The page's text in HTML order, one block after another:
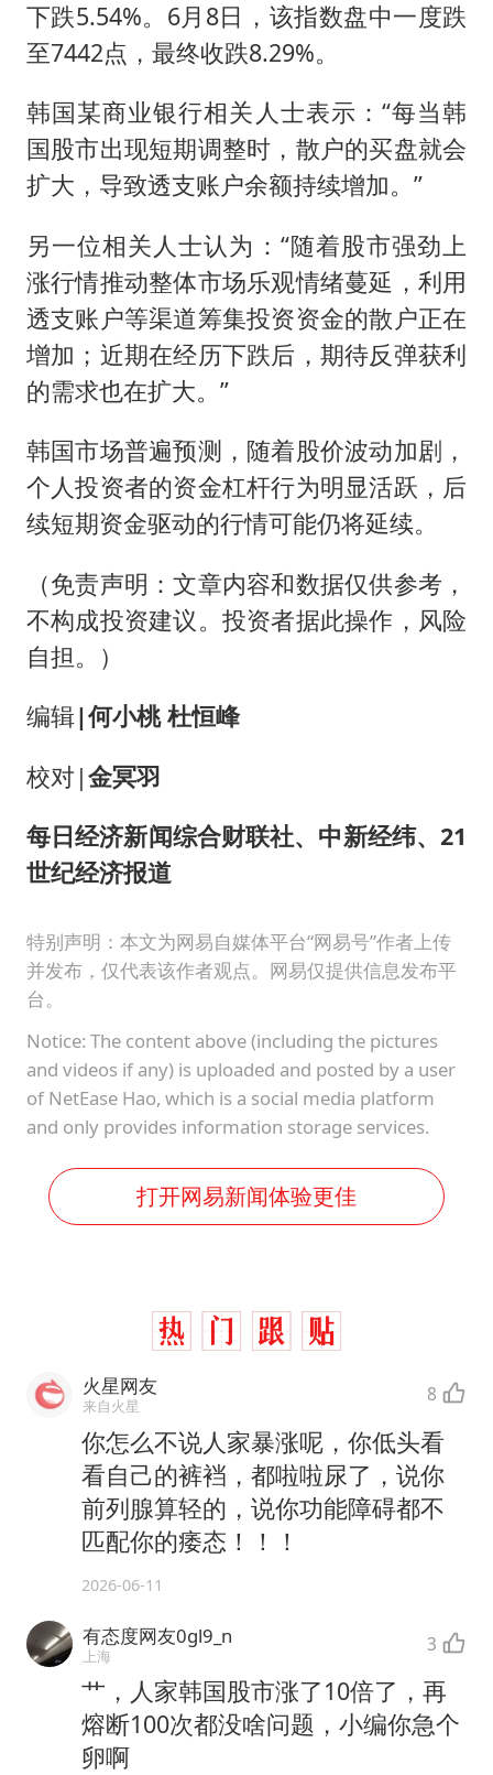
下跌5.54%。6月8日，该指数盘中一度跌
至7442点，最终收跌8.29%。
韩国某商业银行相关人士表示：“每当韩
国股市出现短期调整时，散户的买盘就会
扩大，导致透支账户余额持续增加。”
另一位相关人士认为：“随着股市强劲上
涨行情推动整体市场乐观情绪蔓延，利用
透支账户等渠道筹集投资资金的散户正在
增加；近期在经历下跌后，期待反弹获利
的需求也在扩大。”
韩国市场普遍预测，随着股价波动加剧，
个人投资者的资金杠杆行为明显活跃，后
续短期资金驱动的行情可能仍将延续。
（免责声明：文章内容和数据仅供参考，
不构成投资建议。投资者据此操作，风险
自担。）
编辑|何小桃 杜恒峰
校对|金冥羽
每日经济新闻综合财联社、中新经纬、21
世纪经济报道
特别声明：本文为网易自媒体平台“网易号”作者上传
并发布，仅代表该作者观点。网易仅提供信息发布平
台。
Notice: The content above (including the pictures
and videos if any) is uploaded and posted by a user
of NetEase Hao, which is a social media platform
and only provides information storage services.
打开网易新闻体验更佳
火星网友
来自火星 8
你怎么不说人家暴涨呢，你低头看
看自己的裤裆，都啦啦尿了，说你
前列腺算轻的，说你功能障碍都不
匹配你的痿态！！！
2026-06-11
有态度网友0gl9_n
上海 3
艹，人家韩国股市涨了10倍了，再
熔断100次都没啥问题，小编你急个
卵啊